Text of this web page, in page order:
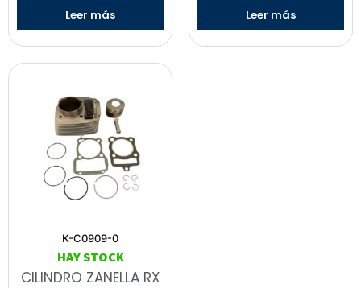
Leer más Leer más
K-C0909-0
HAY STOCK
CILINDRO ZANELLA RX